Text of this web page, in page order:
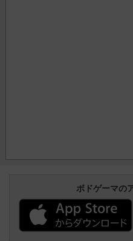
ボドゲーマの